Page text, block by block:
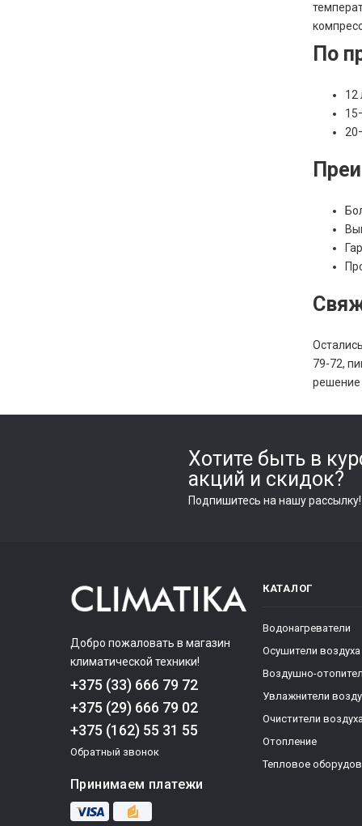
По
12
79-72,
решение
Хотите быть в
акций и скидок?
Подпишитесь на нашу рассылку!
Добро пожаловать в магазин
климатической техники!
+375 (33) 666 79 72
+375 (29) 666 79 02
+375 (162) 55 31 55
Обратный звонок
Принимаем платежи
КАТАЛОГ
Водонагреватели
Осушители воздуха
Воздушно-
Увлажнители
Очистители воздуха
Отопление
Тепловое